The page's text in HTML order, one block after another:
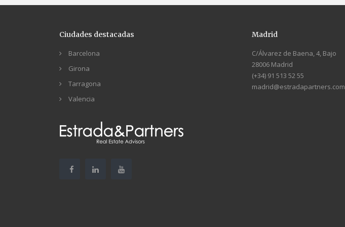
Ciudades destacadas
Barcelona
Girona
Tarragona
Valencia
Madrid
C/Álvarez de Baena, 4, Bajo
28006 Madrid
(+34) 91 513 52 55
madrid@estradapartners.com